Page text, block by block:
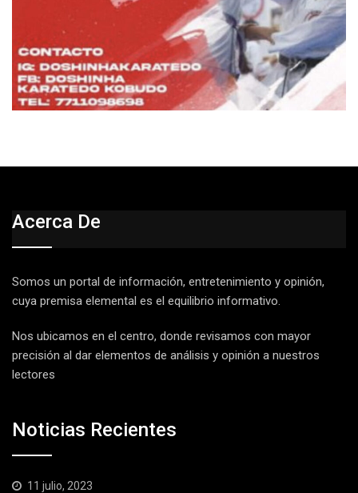
Acerca De
Somos un portal de información, entretenimiento y opinión,
cuya premisa elemental es el equilibrio informativo.
Nos ubicamos en el centro, donde revisamos con mayor
precisión al dar elementos de análisis y opinión a nuestros
lectores
Noticias Recientes
11 julio, 2023